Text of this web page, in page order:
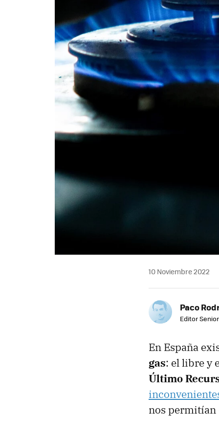
10 Noviembre 2022
Paco
Editor Senior
En España
gas: el libre y
Último
nos permitían